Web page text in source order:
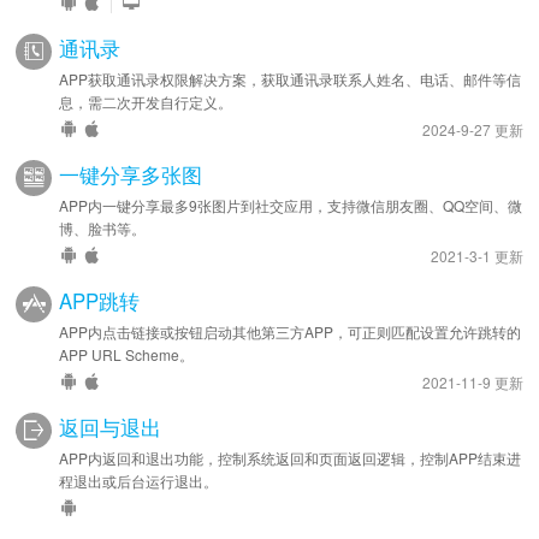
通讯录
APP获取通讯录权限解决方案，获取通讯录联系人姓名、电话、邮件等信
息，需二次开发自行定义。
2024-9-27 更新
一键分享多张图
APP内一键分享最多9张图片到社交应用，支持微信朋友圈、QQ空间、微
博、脸书等。
2021-3-1 更新
APP跳转
APP内点击链接或按钮启动其他第三方APP，可正则匹配设置允许跳转的
APP URL Scheme。
2021-11-9 更新
返回与退出
APP内返回和退出功能，控制系统返回和页面返回逻辑，控制APP结束进
程退出或后台运行退出。